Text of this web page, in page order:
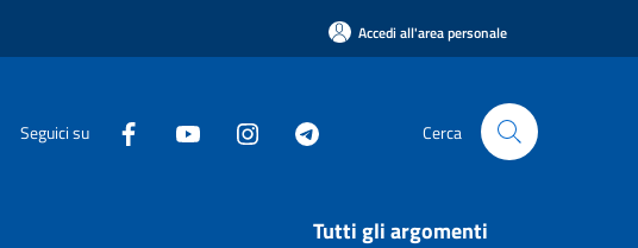
Accedi all'area personale
Seguici su Cerca
Tutti gli argomenti